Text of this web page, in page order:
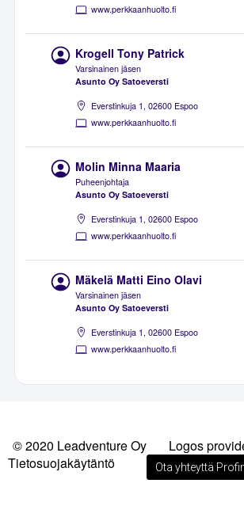
www.perkkaanhuolto.fi
Krogell Tony Patrick
Varsinainen jäsen
Asunto Oy Satoeversti
Everstinkuja 1, 02600 Espoo
www.perkkaanhuolto.fi
Molin Minna Maaria
Puheenjohtaja
Asunto Oy Satoeversti
Everstinkuja 1, 02600 Espoo
www.perkkaanhuolto.fi
Mäkelä Matti Eino Olavi
Varsinainen jäsen
Asunto Oy Satoeversti
Everstinkuja 1, 02600 Espoo
www.perkkaanhuolto.fi
© 2020 Leadventure Oy
Logos
Tietosuojakäytäntö
Ota yhteyttä